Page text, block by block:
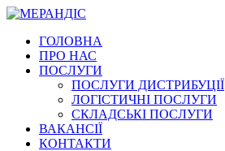
Перейти
содержимому
ГОЛОВНА
ПРО НАС
ПОСЛУГИ
ПОСЛУГИ ДИСТРИБУЦІЇ
ЛОГІСТИЧНІ ПОСЛУГИ
СКЛАДСЬКІ ПОСЛУГИ
ВАКАНСІЇ
КОНТАКТИ